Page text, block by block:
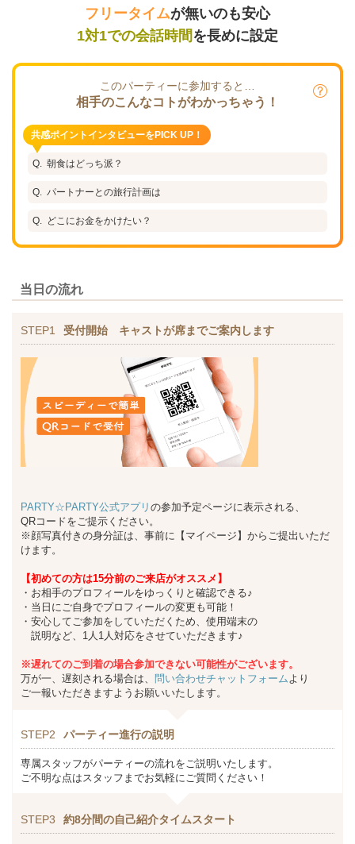
フリータイムが無いのも安心
1対1での会話時間 を長めに設定
このパーティーに参加すると…
相手のこんなコトがわかっちゃう！
共感ポイントインタビューをPICK UP！
朝食はどっち派？
パートナーとの旅行計画は
どこにお金をかけたい？
当日の流れ
STEP1 受付開始 キャストが席までご案内します
PARTY☆PARTY公式アプリ の参加予定ページに表示される、
QRコードをご提示ください。
※顔写真付きの身分証は、事前に【マイページ】からご提出いただ
けます。
【初めての方は15分前のご来店がオススメ】
・お相手のプロフィールをゆっくりと確認できる♪
・当日にご自身でプロフィールの変更も可能！
・安心してご参加をしていただくため、使用端末の
説明など、1人1人対応をさせていただきます♪
※遅れてのご到着の場合参加できない可能性がございます。
万が一、遅刻される場合は、 問い合わせチャットフォーム より
ご一報いただきますようお願いいたします。
STEP2 パーティー進行の説明
専属スタッフがパーティーの流れをご説明いたします。
ご不明な点はスタッフまでお気軽にご質問ください！
STEP3 約8分間の自己紹介タイムスタート